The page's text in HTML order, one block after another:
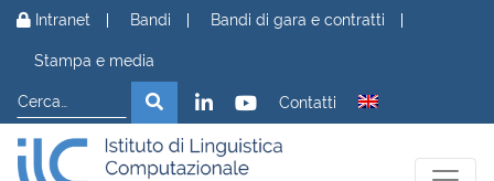
Vai al contenuto
Intranet Bandi Bandi di gara e contratti
Stampa e media
Cerca
Cerca Contatti